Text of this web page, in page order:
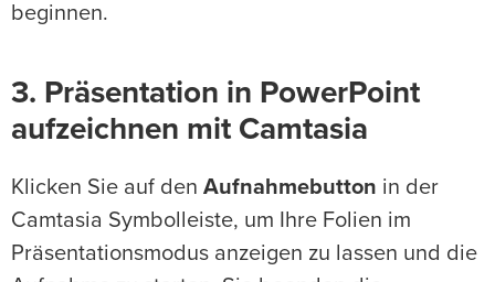
beginnen.
3. Präsentation in PowerPoint
aufzeichnen mit Camtasia
Klicken Sie auf den Aufnahmebutton in der
Camtasia Symbolleiste, um Ihre Folien im
Präsentationsmodus anzeigen zu lassen und die